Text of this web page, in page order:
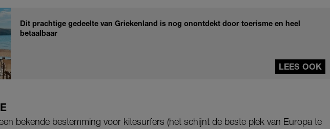
Dit prachtige gedeelte van Griekenland is nog onontdekt door toerisme en heel
betaalbaar
LEES OOK
bekende bestemming voor kitesurfers (het schijnt de beste plek van Europa te